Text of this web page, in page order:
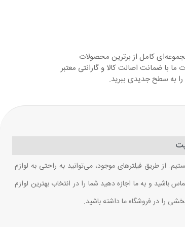
کامل از برترین محصولات
با ضمانت اصالت کالا و گارانتی معتبر
را به سطح جدیدی ببرید.
از طریق فیلترهای موجود، می‌توانید به راحتی به لوازم
باشید و به ما اجازه دهید شما را در انتخاب بهترین لوازم
را در فروشگاه ما داشته باشید.